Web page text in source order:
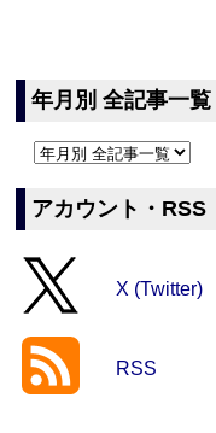
年月別 全記事一覧
アカウント・RSS
X (Twitter)
RSS